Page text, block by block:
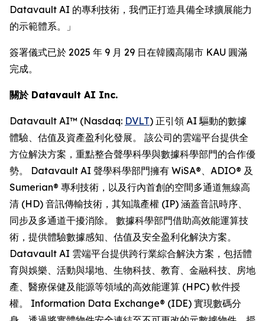
Datavault AI 的專利技術，我們正打造具備全球擴展能力
的示範體系。」
簽署儀式已於 2025 年 9 月 29 日在韓國高陽市 KAU 圓滿
完成。
關於 Datavault AI Inc.
Datavault AI™ (Nasdaq: DVLT) 正引領 AI 驅動的數據
體驗、估值及資產盈利化發展。 該公司的雲端平台提供全
方位解決方案，重點整合聲學科學與數據科學部門的合作優
勢。 Datavault AI 聲學科學部門擁有 WiSA®、ADIO® 及
Sumerian® 專利技術，以及行內首創的空間多通道無線高
清 (HD) 音訊傳輸技術，其知識產權 (IP) 涵蓋音訊時序、
同步及多通道干擾消除。 數據科學部門借助高效能運算技
術，提供體驗數據感知、估值及安全盈利化解決方案。
Datavault AI 雲端平台提供跨行業綜合解決方案，包括體
育與娛樂、活動與場地、生物科技、教育、金融科技、房地
產、醫療保健及能源等領域的高效能運算 (HPC) 軟件授
權。 Information Data Exchange® (IDE) 實現數碼分